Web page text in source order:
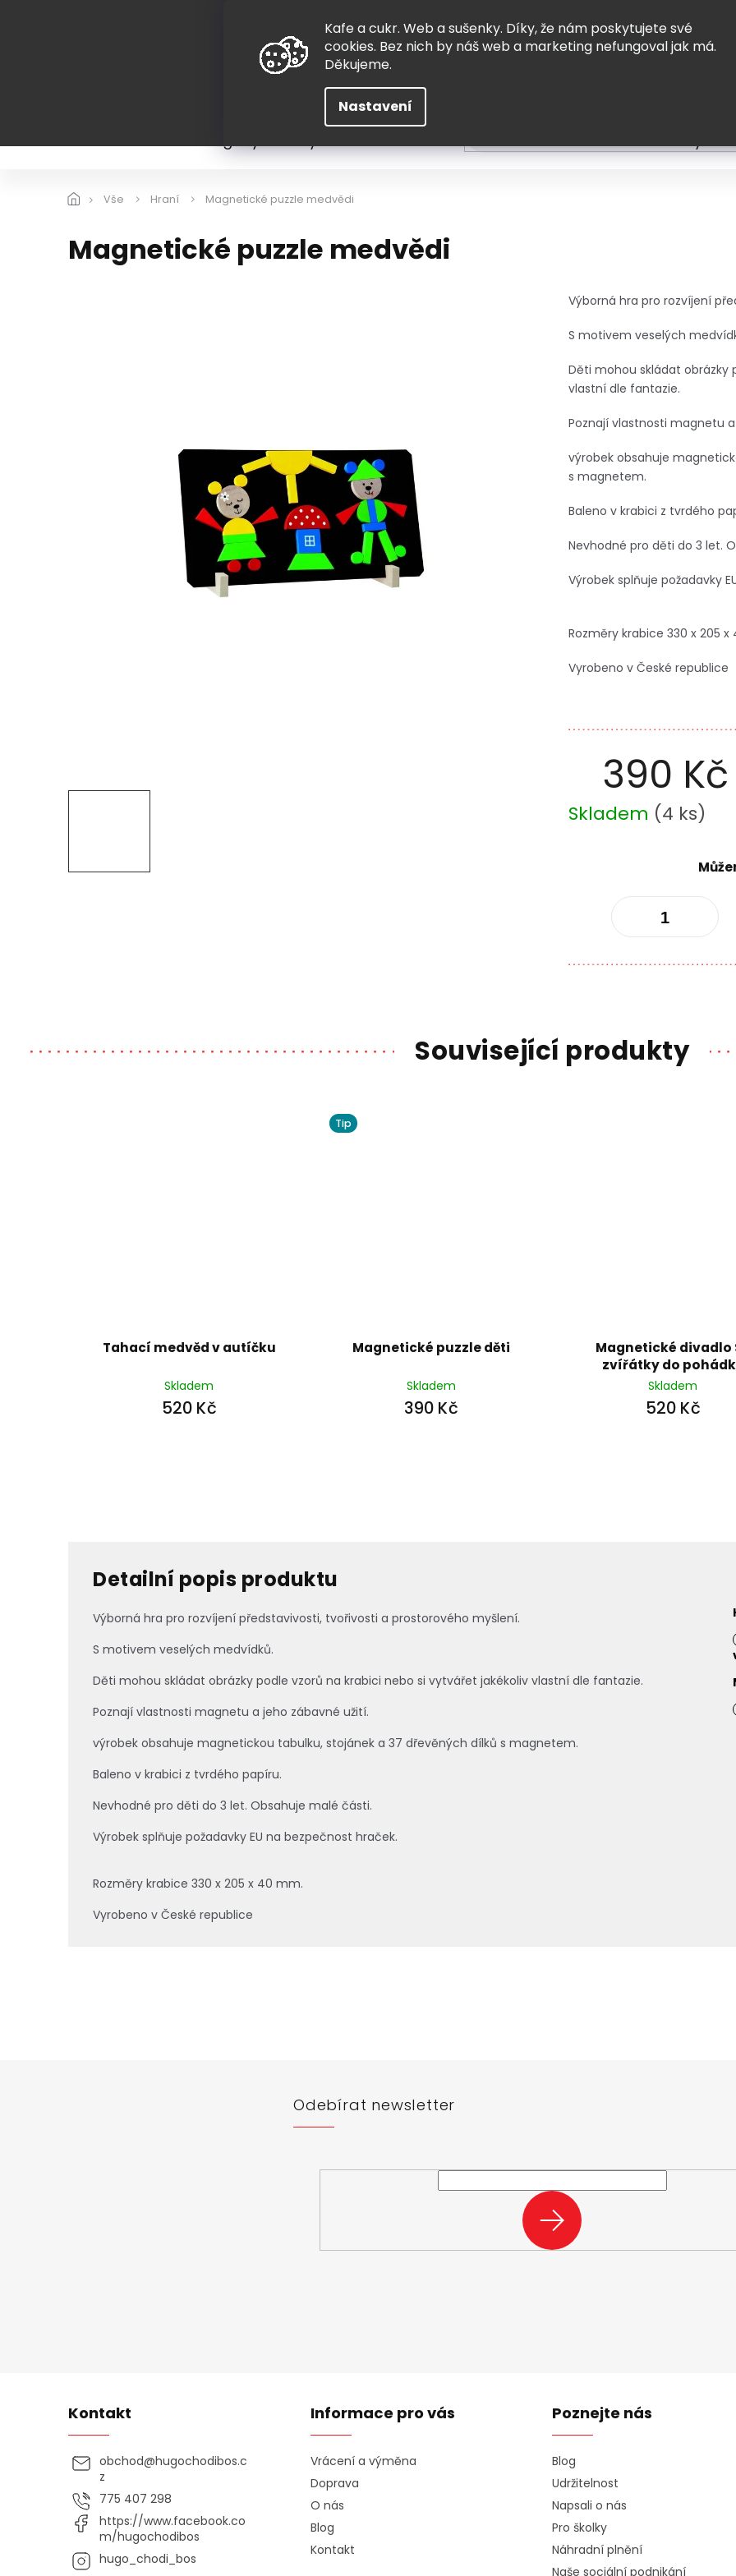
Kafe a cukr. Web a sušenky. Díky, že nám poskytujete své
cookies. Bez nich by náš web a marketing nefungoval jak má.
Děkujeme.
Nastavení
Vše Hraní Magnetické puzzle medvědi
Magnetické puzzle medvědi
390 Kč
Měrná
cena:
Skladem (4 ks)
Výborná hra pro rozvíjení
S motivem veselých
Děti mohou skládat obrázky
vlastní dle fantazie.
Poznají vlastnosti magnetu
výrobek obsahuje
s magnetem.
Baleno v krabici z tvrdého
Nevhodné pro děti do 3 let.
Výrobek splňuje požadavky
Rozměry krabice 330 x 205 x
Vyrobeno v České republice
Související produkty
Tahací medvěd v autíčku
Skladem
520 Kč
Tip
Magnetické puzzle děti
Skladem
390 Kč
Magnetické divadlo
zvířátky do
Skladem
520 Kč
Detailní popis produktu
Výborná hra pro rozvíjení představivosti, tvořivosti a prostorového myšlení.
S motivem veselých medvídků.
Děti mohou skládat obrázky podle vzorů na krabici nebo si vytvářet jakékoliv vlastní dle fantazie.
Poznají vlastnosti magnetu a jeho zábavné užití.
výrobek obsahuje magnetickou tabulku, stojánek a 37 dřevěných dílků s magnetem.
Baleno v krabici z tvrdého papíru.
Nevhodné pro děti do 3 let. Obsahuje malé části.
Výrobek splňuje požadavky EU na bezpečnost hraček.
Rozměry krabice 330 x 205 x 40 mm.
Vyrobeno v České republice
Odebírat newsletter
PŘIHLÁSIT
SE
Kontakt
obchod@hugochodibos.c
z
775 407 298
https://www.facebook.co
m/hugochodibos
hugo_chodi_bos
Informace pro vás
Vrácení a výměna
Doprava
O nás
Blog
Kontakt
Poznejte nás
Blog
Udržitelnost
Napsali o nás
Pro školky
Náhradní plnění
Naše sociální podnikání